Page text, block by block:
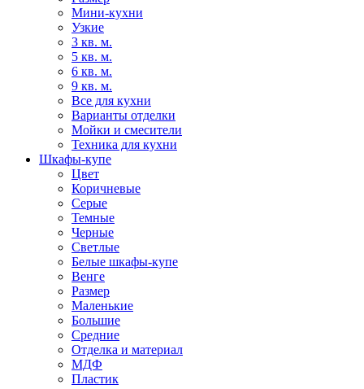
Мини-кухни
Узкие
3 кв. м.
5 кв. м.
6 кв. м.
9 кв. м.
Все для кухни
Варианты отделки
Мойки и смесители
Техника для кухни
Шкафы-купе
Цвет
Коричневые
Серые
Темные
Черные
Светлые
Белые шкафы-купе
Венге
Размер
Маленькие
Большие
Средние
Отделка и материал
МДФ
Пластик